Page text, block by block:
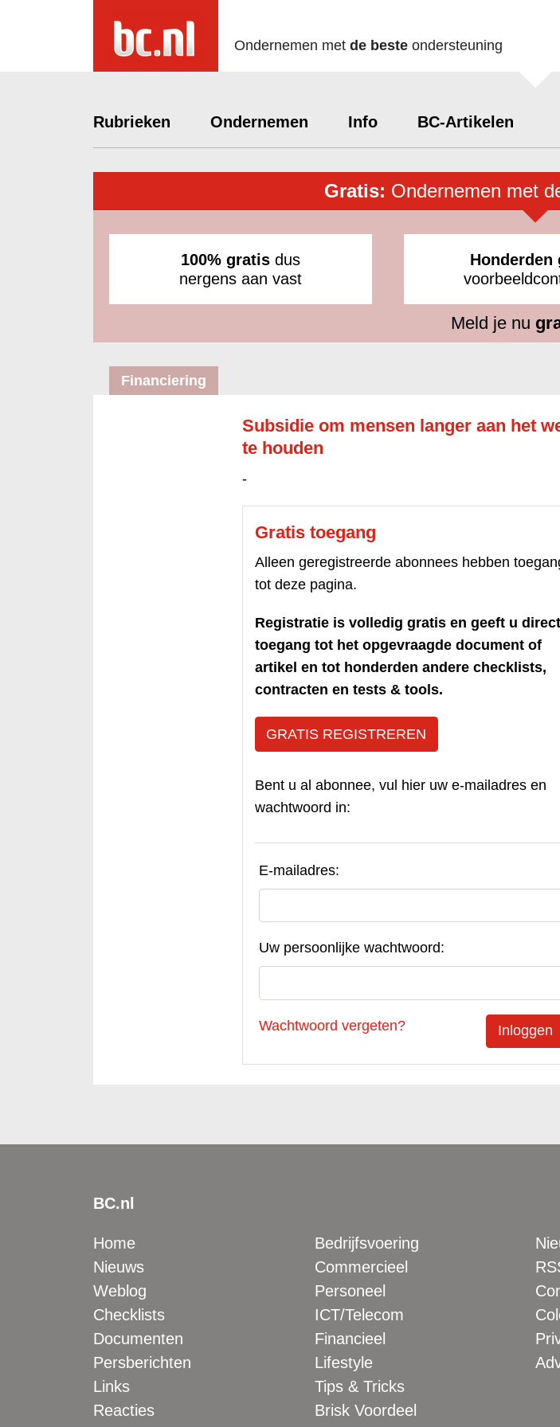
Ondernemen met de beste ondersteuning
Rubrieken Ondernemen Info BC-Artikelen
Gratis: Ondernemen met
100% gratis dus
nergens aan vast
Honderden
Meld je nu
Financiering
Subsidie om mensen langer aan het
te houden
-
Gratis toegang
Alleen geregistreerde abonnees hebben
tot deze pagina.
Registratie is volledig gratis en geeft u direct
toegang tot het opgevraagde document of
artikel en tot honderden andere checklists,
contracten en tests & tools.
GRATIS REGISTREREN
Bent u al abonnee, vul hier uw e-mailadres en
wachtwoord in:
E-mailadres:
Uw persoonlijke wachtwoord:
Wachtwoord vergeten?
BC.nl
Home
Nieuws
Weblog
Checklists
Documenten
Persberichten
Links
Reacties
Bedrijfsvoering
Commercieel
Personeel
ICT/Telecom
Financieel
Lifestyle
Tips & Tricks
Brisk Voordeel